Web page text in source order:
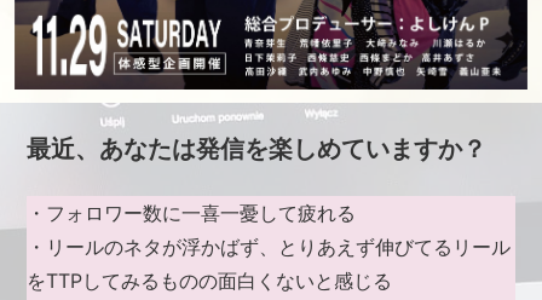
最近、あなたは発信を楽しめていますか？
・フォロワー数に一喜一憂して疲れる
・リールのネタが浮かばず、とりあえず伸びてるリール
をTTPしてみるものの面白くないと感じる